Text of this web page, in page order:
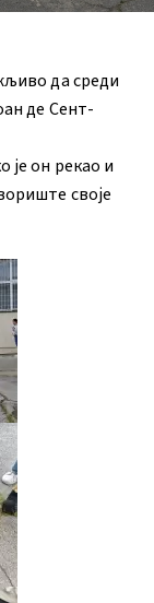
да среди
де Сент-
је он рекао и
своје